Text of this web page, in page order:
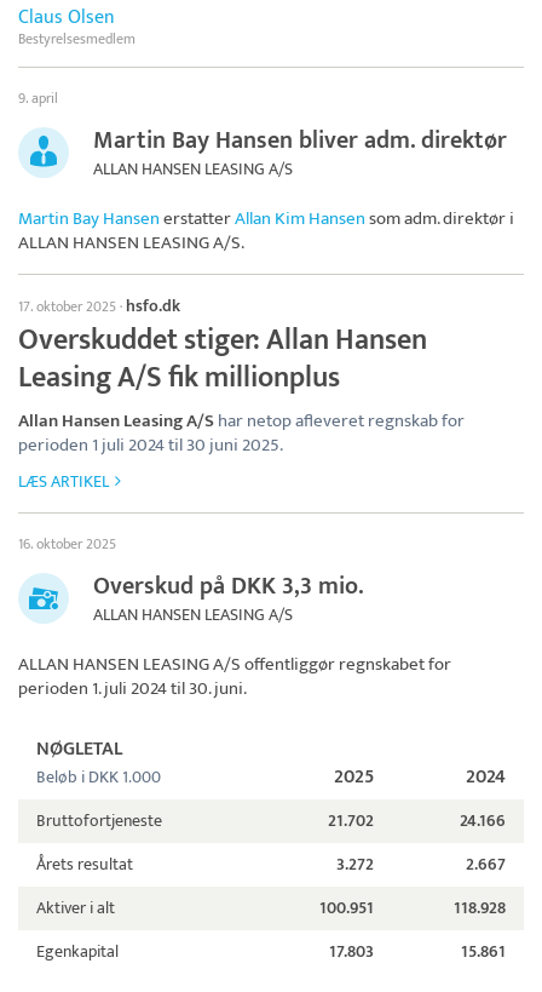
Claus Olsen
Bestyrelsesmedlem
9. april
Martin Bay Hansen bliver adm. direktør
ALLAN HANSEN LEASING A/S
Martin Bay HansenerstatterAllan Kim Hansensom adm. direktør i
ALLAN HANSEN LEASING A/S.
17. oktober 2025· hsfo.dk
Overskuddet stiger: Allan Hansen
Leasing A/S fik millionplus
Allan Hansen Leasing A/Shar netop afleveret regnskab for
perioden 1 juli 2024 til 30 juni 2025.
LÆS ARTIKEL
16. oktober 2025
Overskud på DKK 3,3 mio.
ALLAN HANSEN LEASING A/S
ALLAN HANSEN LEASING A/Soffentliggør regnskabet for
perioden 1. juli 2024 til 30. juni.
NØGLETAL
Beløb i DKK 1.000 2025 2024
Bruttofortjeneste 21.702
24.166
Årets resultat
3.272
2.667
Aktiver i alt
100.951
118.928
Egenkapital
17.803 15.861